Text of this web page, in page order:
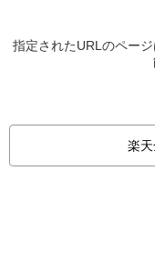
指定されたURLのペー
楽